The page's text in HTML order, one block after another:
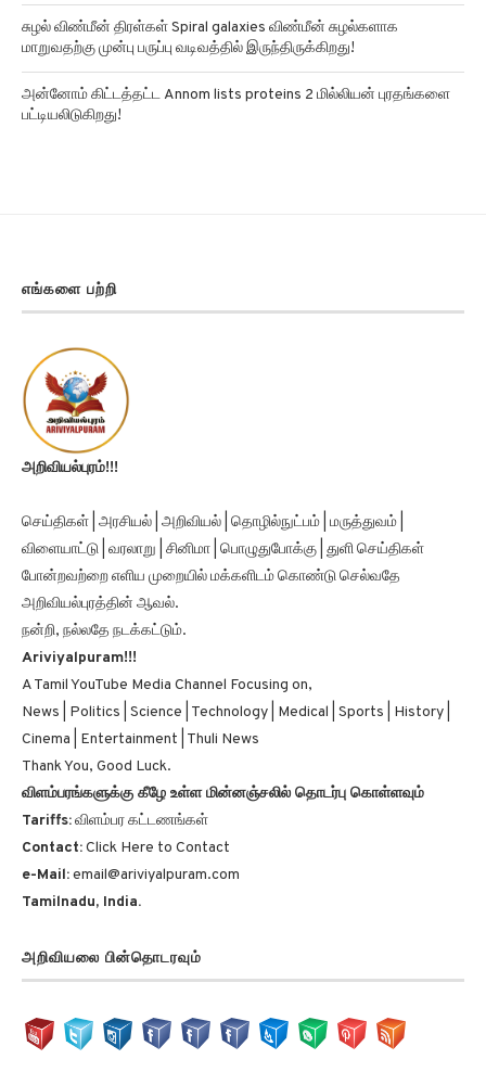
சுழல் விண்மீன் திரள்கள் Spiral galaxies விண்மீன் சுழல்களாக
மாறுவதற்கு முன்பு பருப்பு வடிவத்தில் இருந்திருக்கிறது!
அன்னோம் கிட்டத்தட்ட Annom lists proteins 2 மில்லியன் புரதங்களை
பட்டியலிடுகிறது!
எங்களை பற்றி
அறிவியல்புரம்!!!
செய்திகள் | அரசியல் | அறிவியல் | தொழில்நுட்பம் | மருத்துவம் |
விளையாட்டு | வரலாறு | சினிமா | பொழுதுபோக்கு | துளி செய்திகள்
போன்றவற்றை எளிய முறையில் மக்களிடம் கொண்டு செல்வதே
அறிவியல்புரத்தின் ஆவல்.
நன்றி, நல்லதே நடக்கட்டும்.
Ariviyalpuram!!!
A Tamil YouTube Media Channel Focusing on,
News | Politics | Science | Technology | Medical | Sports | History |
Cinema | Entertainment | Thuli News
Thank You, Good Luck.
விளம்பரங்களுக்கு கீழே உள்ள மின்னஞ்சலில் தொடர்பு கொள்ளவும்
Tariffs:விளம்பர கட்டணங்கள்
Contact:Click Here to Contact
e-Mail:email@ariviyalpuram.com
Tamilnadu, India.
அறிவியலை பின்தொடரவும்